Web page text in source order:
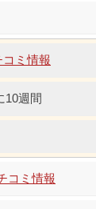
ミ情報
10週間
コミ情報